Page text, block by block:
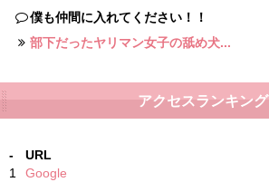
僕も仲間に入れてください！！
部下だったヤリマン女子の舐め犬...
アクセスランキング
-
URL
1
Google